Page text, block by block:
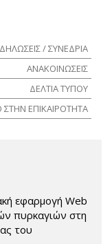
/ ΣΥΝΕΔΡΙΑ
ΑΝΑΚΟΙΝΩΣΕΙΣ
ΔΕΛΤΙΑ ΤΥΠΟΥ
ΕΠΙΚΑΙΡΟΤΗΤΑ
εφαρμογή Web
πυρκαγιών στη
του